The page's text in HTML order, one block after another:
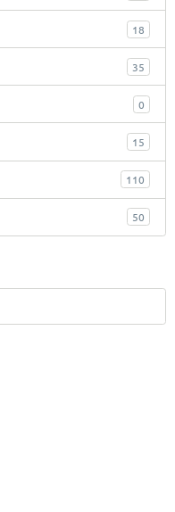
18
35
0
15
110
50